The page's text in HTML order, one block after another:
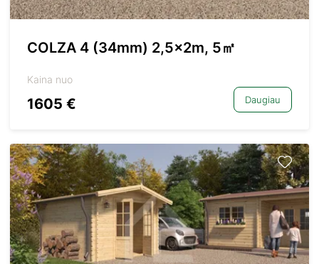
COLZA 4 (34mm) 2,5x2m, 5㎡
Kaina nuo
1605 € Daugiau